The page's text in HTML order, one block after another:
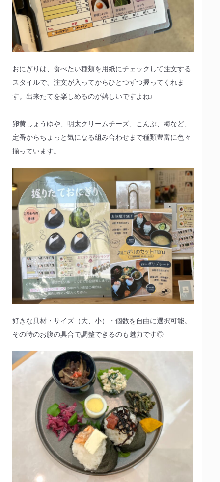
おにぎりは、食べたい種類を用紙にチェックして注文する
スタイルで、注文が入ってからひとつずつ握ってくれま
す。出来たてを楽しめるのが嬉しいですよね♩
卵黄しょうゆや、明太クリームチーズ、こんぶ、梅など、
定番からちょっと気になる組み合わせまで種類豊富に色々
揃っています。
好きな具材・サイズ（大、小）・個数を自由に選択可能。
その時のお腹の具合で調整できるのも魅力です◎